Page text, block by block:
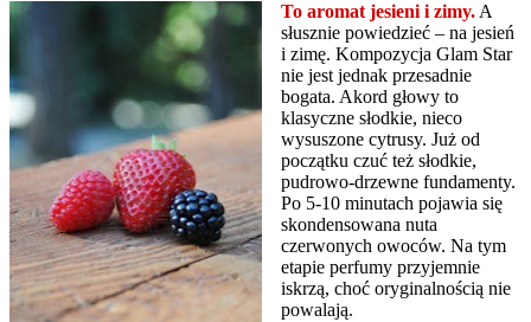
To aromat jesieni i zimy. A
słusznie powiedzieć – na jesień
i zimę. Kompozycja Glam Star
nie jest jednak przesadnie
bogata. Akord głowy to
klasyczne słodkie, nieco
wysuszone cytrusy. Już od
początku czuć też słodkie,
pudrowo-drzewne fundamenty.
Po 5-10 minutach pojawia się
skondensowana nuta
czerwonych owoców. Na tym
etapie perfumy przyjemnie
iskrzą, choć oryginalnością nie
powalają.